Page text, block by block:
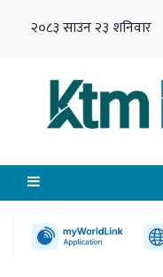
२०८३ साउन २३ शनिवार